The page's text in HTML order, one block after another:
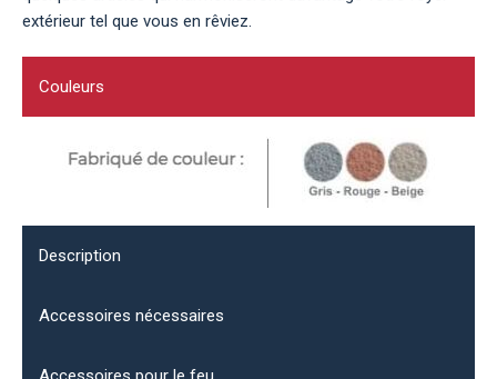
extérieur tel que vous en rêviez.
Couleurs
Description
Accessoires nécessaires